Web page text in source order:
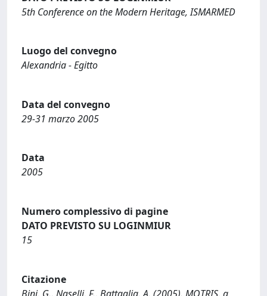
5th Conference on the Modern Heritage, ISMARMED
Luogo del convegno
Alexandria - Egitto
Data del convegno
29-31 marzo 2005
Data
2005
Numero complessivo di pagine
DATO PREVISTO SU LOGINMIUR
15
Citazione
Bini, G., Naselli, F., Battaglia, A. (2005). MOTRIS, a